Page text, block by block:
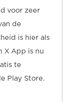
voor zeer
de
is hier als
X App is nu
te
Play Store.